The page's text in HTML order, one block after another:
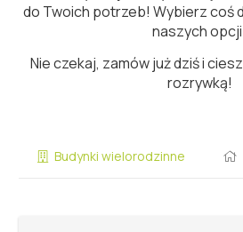
do Twoich potrzeb! Wybierz coś
naszych
Nie czekaj, zamów już dziś i
rozrywką!
Budynki wielorodzinne